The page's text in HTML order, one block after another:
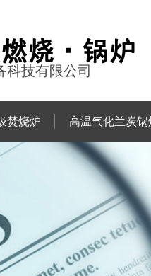
科技有限公司
焚烧炉 高温气化兰炭锅